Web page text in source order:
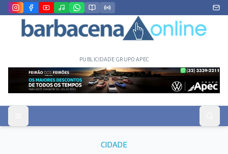
PUBLICIDADE GRUPO APEC
CIDADE